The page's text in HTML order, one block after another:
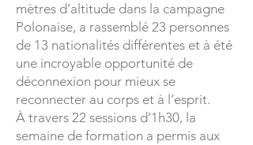
mètres d’altitude dans la campagne
Polonaise, a rassemblé 23 personnes
de 13 nationalités différentes et à été
une incroyable opportunité de
déconnexion pour mieux se
reconnecter au corps et à l’esprit.
À travers 22 sessions d’1h30, la
semaine de formation a permis aux